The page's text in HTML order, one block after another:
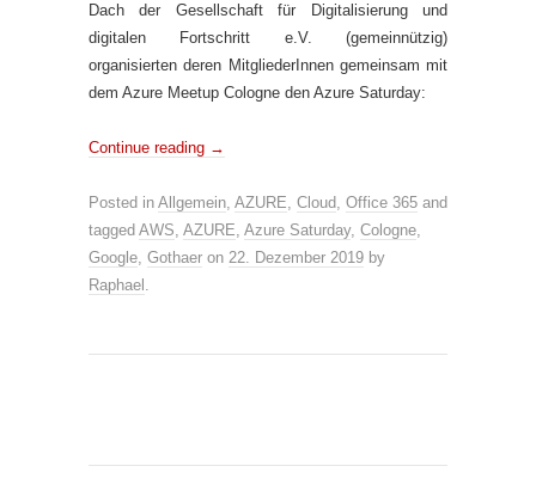
Dach der Gesellschaft für Digitalisierung und
digitalen Fortschritt e.V. (gemeinnützig)
organisierten deren MitgliederInnen gemeinsam mit
dem Azure Meetup Cologne den Azure Saturday:
Continue reading →
Posted in Allgemein, AZURE, Cloud, Office 365 and
tagged AWS, AZURE, Azure Saturday, Cologne,
Google, Gothaer on 22. Dezember 2019 by
Raphael .